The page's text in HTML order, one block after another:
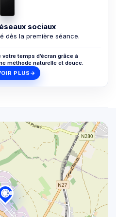
sociaux
dès la première séance.
temps d’écran grâce à
méthode naturelle et douce.
PLUS →